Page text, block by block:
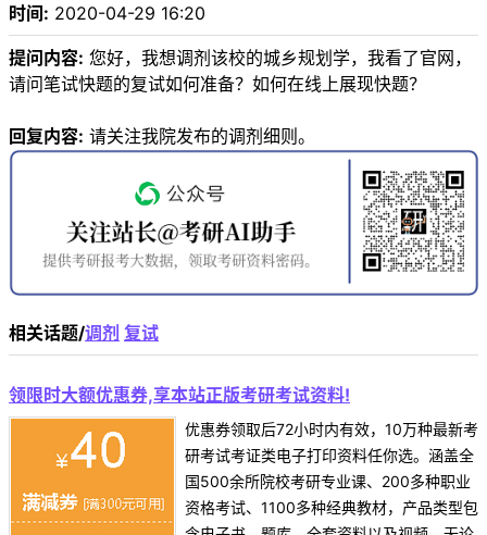
时间: 2020-04-29 16:20
提问内容: 您好，我想调剂该校的城乡规划学，我看了官网，
请问笔试快题的复试如何准备？如何在线上展现快题？
回复内容: 请关注我院发布的调剂细则。
相关话题/调剂 复试
领限时大额优惠券,享本站正版考研考试资料!
优惠券领取后72小时内有效，10万种最新考
研考试考证类电子打印资料任你选。涵盖全
国500余所院校考研专业课、200多种职业
资格考试、1100多种经典教材，产品类型包